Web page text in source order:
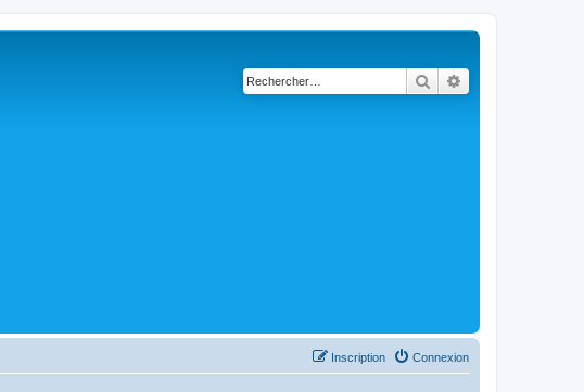
Rechercher
Connexion
Inscription